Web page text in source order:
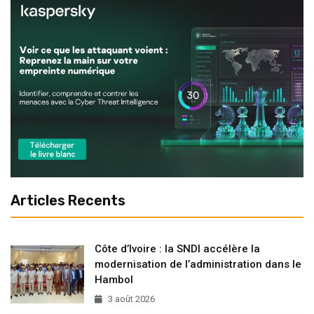
Articles Recents
Côte d’Ivoire : la SNDI accélère la
modernisation de l’administration dans le
Hambol
3 août 2026